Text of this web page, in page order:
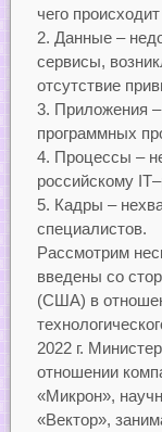
чего
Данные –
сервисы,
отсутствие
Приложения
программных
Процессы –
российскому
Кадры –
специалистов.
Рассмотрим
введены со
(США) в
2022 г.
отношении
«Микрон»,
«Вектор»,